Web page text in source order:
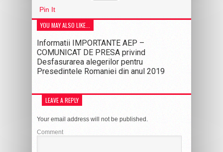
Pin It
YOU MAY ALSO LIKE...
Informatii IMPORTANTE AEP –
COMUNICAT DE PRESA privind
Desfasurarea alegerilor pentru
Presedintele Romaniei din anul 2019
LEAVE A REPLY
Your email address will not be published.
Comment